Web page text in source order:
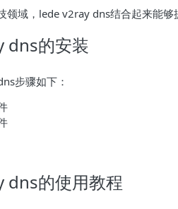
领域，lede v2ray dns结合起来能够
dns的安装
步骤如下：
dns的使用教程